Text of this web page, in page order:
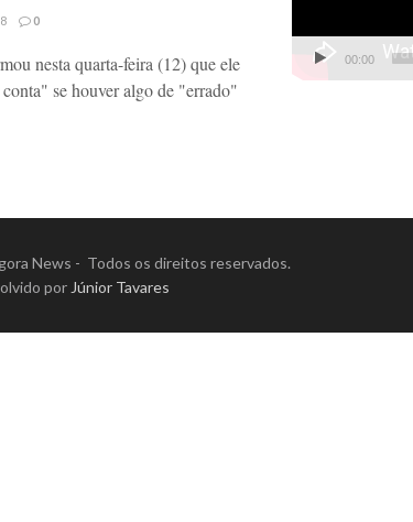
0
nesta quarta-feira (12) que ele
se houver algo de "errado"
00:00
News - Todos os direitos reservados.
por Júnior Tavares